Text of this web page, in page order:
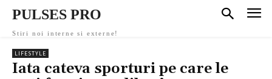
PULSES PRO
Stiri noi interne si externe!
LIFESTYLE
Iata cateva sporturi pe care le